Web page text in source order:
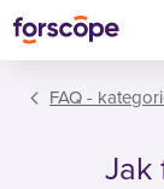
FAQ -
Jak